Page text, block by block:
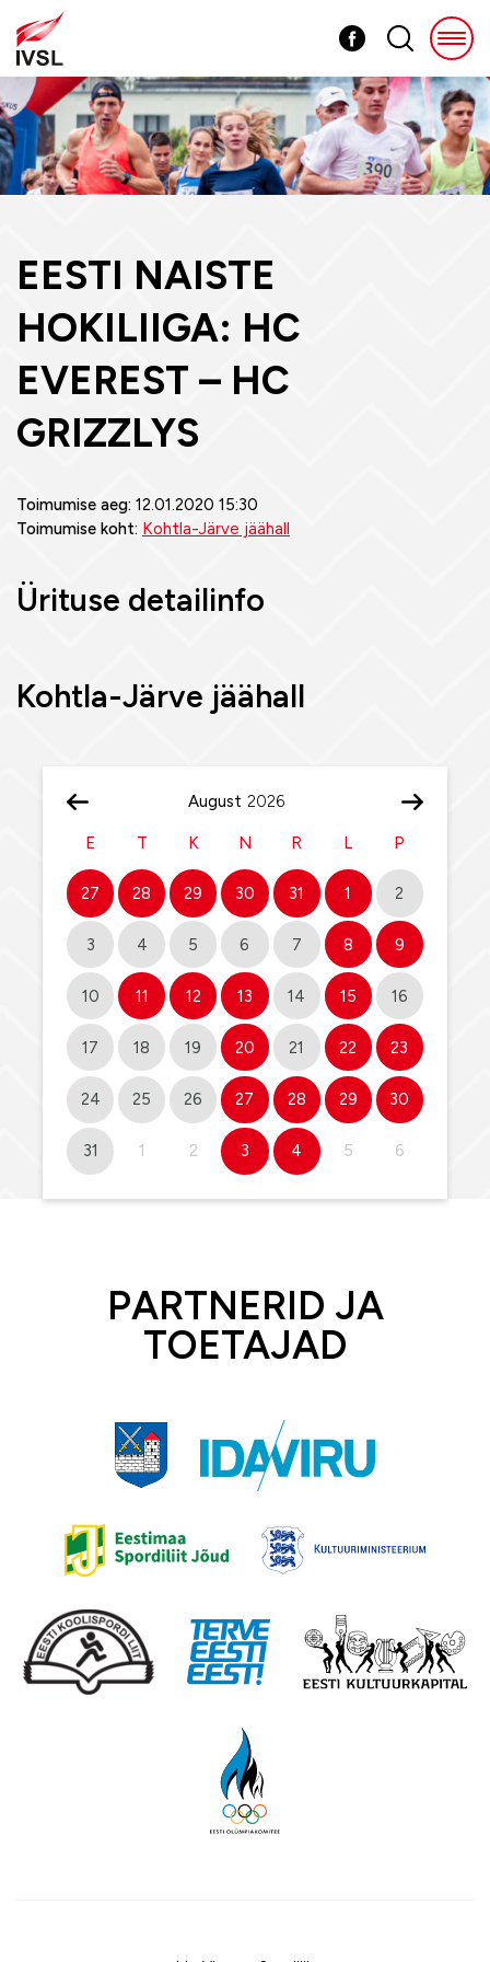
August
E T K N R L P
27 28 29 30 31 1 2
3 4 5 6 7 8 9
10 11 12 13 14 15 16
17 18 19 20 21 22 23
24 25 26 27 28 29 30
31 1 2 3 4 5 6
EESTI NAISTE
HOKILIIGA: HC
EVEREST – HC
GRIZZLYS
Toimumise aeg: 12.01.2020 15:30
Toimumise koht: Kohtla-Järve jäähall
Ürituse detailinfo
Kohtla-Järve jäähall
PARTNERID JA
TOETAJAD